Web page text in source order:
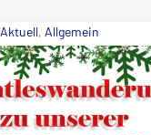
Aktuell, Allgemein